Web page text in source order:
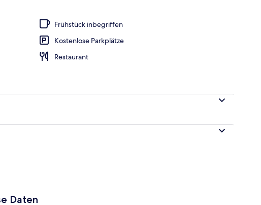
Frühstück inbegriffen
Kostenlose Parkplätze
Restaurant
Daten